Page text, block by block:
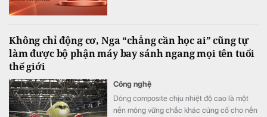
Không chỉ động cơ, Nga “chẳng cần học ai” cũng tự
làm được bộ phận máy bay sánh ngang mọi tên tuổi
thế giới
Công nghệ
Dòng composite chịu nhiệt độ cao là một
nền móng vững chắc khác củng cố cho nền